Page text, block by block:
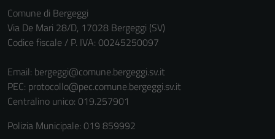
Comune di Bergeggi
Via De Mari 28/D, 17028 Bergeggi (SV)
Codice fiscale / P. IVA: 00245250097
Email: bergeggi@comune.bergeggi.sv.it
PEC: protocollo@pec.comune.bergeggi.sv.it
Centralino unico: 019.257901
Polizia Municipale: 019 859992
Questi cookie
sono necessari